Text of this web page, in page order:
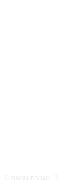
הצהרת נגישות